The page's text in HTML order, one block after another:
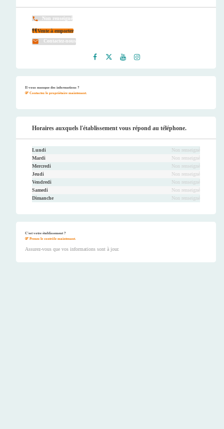
Non renseigné
Vente à emporter
Contactez-nous
Il vous manque des informations ?
Contactez le propriétaire maintenant.
Horaires auxquels l'établissement vous répond au téléphone.
Lundi
Non renseigné
Mardi
Non renseigné
Mercredi
Non renseigné
Jeudi
Non renseigné
Vendredi
Non renseigné
Samedi
Non renseigné
Dimanche
Non renseigné
C'est votre établissement ?
Prenez le contrôle maintenant.
Assurez-vous que vos informations sont à jour.